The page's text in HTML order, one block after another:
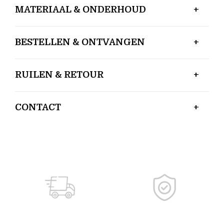
MATERIAAL & ONDERHOUD
BESTELLEN & ONTVANGEN
RUILEN & RETOUR
CONTACT